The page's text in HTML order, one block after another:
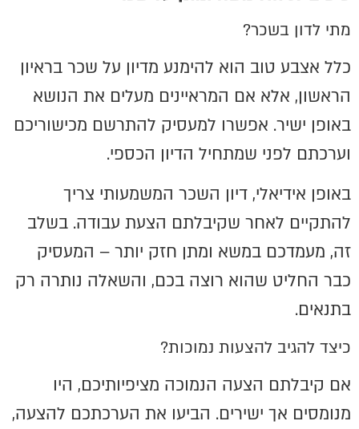
מתי לדון בשכר?
כלל אצבע טוב הוא להימנע מדיון על שכר בראיון
הראשון, אלא אם המראיינים מעלים את הנושא
באופן ישיר. אפשרו למעסיק להתרשם מכישוריכם
וערכתם לפני שמתחיל הדיון הכספי.
באופן אידיאלי, דיון השכר המשמעותי צריך
להתקיים לאחר שקיבלתם הצעת עבודה. בשלב
זה, מעמדכם במשא ומתן חזק יותר – המעסיק
כבר החליט שהוא רוצה בכם, והשאלה נותרה רק
בתנאים.
כיצד להגיב להצעות נמוכות?
אם קיבלתם הצעה הנמוכה מציפיותיכם, היו
מנומסים אך ישירים. הביעו את הערכתכם להצעה,